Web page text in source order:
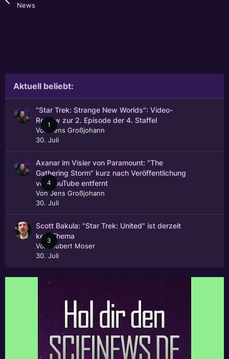
News
Aktuell beliebt:
1
"Star Trek: Strange New Worlds": Video-
Review zur 2. Episode der 4. Staffel
Von Jens Großjohann
30. Juli
4
Axanar im Visier von Paramount: "The
Gathering Storm" kurz nach Veröffentlichung
von YouTube entfernt
VonJens Großjohann
30. Juli
3
Scott Bakula: "Star Trek: United" ist derzeit
kein Thema
Von Hubert Moser
30. Juli